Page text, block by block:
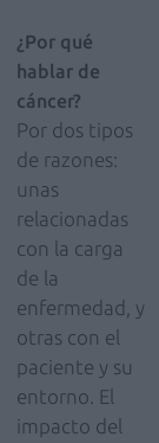
¿Por qué
hablar de
cáncer?
Por dos tipos
de razones:
unas
relacionadas
con la carga
de la
enfermedad, y
otras con el
paciente y su
entorno. El
impacto del